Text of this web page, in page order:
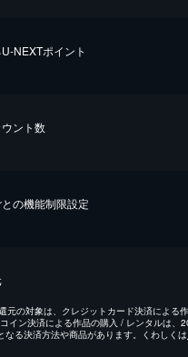
NEXTポイント
ント数
の機能制限設定
元の対象は、クレジットカード決済による
イン決済による作品の購入 / レンタルは、
なる決済方法や商品があります。くわしくは